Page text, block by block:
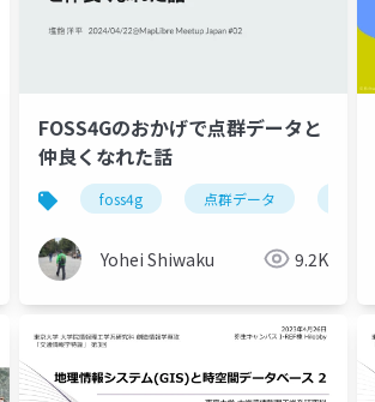
FOSS4Gのおかげで点群データと
仲良くなれた話
foss4g 点群データ
Yohei Shiwaku 9.2K